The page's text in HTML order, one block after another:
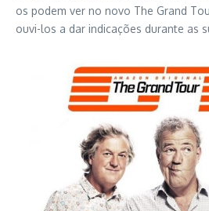
os podem ver no novo The Grand
ouvi-los a dar indicações durante as